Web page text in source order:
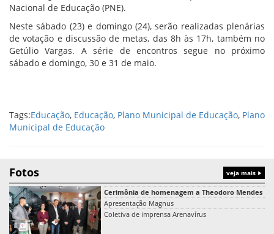
Nacional de Educação (PNE).
Neste sábado (23) e domingo (24), serão realizadas plenárias
de votação e discussão de metas, das 8h às 17h, também no
Getúlio Vargas. A série de encontros segue no próximo
sábado e domingo, 30 e 31 de maio.
Tags:Educação, Educação, Plano Municipal de Educação, Plano
Municipal de Educação
Fotos veja mais
Cerimônia de homenagem a Theodoro Mendes
Apresentação Magnus
Coletiva de imprensa Arenavírus